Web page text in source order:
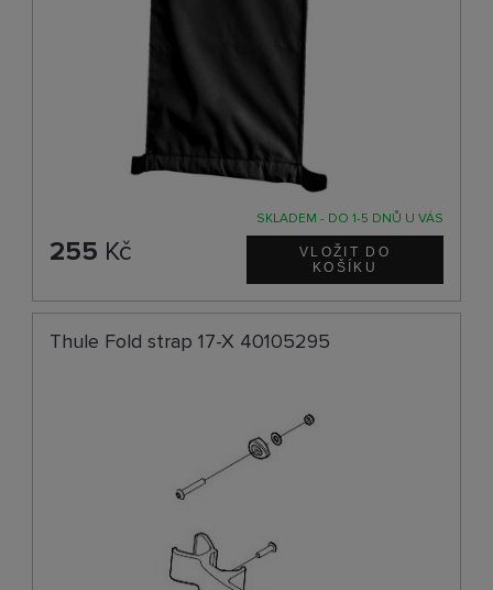
SKLADEM - DO 1-5 DNŮ U VÁS
255 Kč
Thule Fold strap 17-X 40105295